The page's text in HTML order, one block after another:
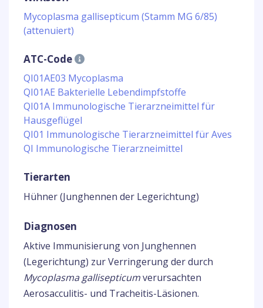
Mycoplasma gallisepticum (Stamm MG 6/85)
(attenuiert)
ATC-Code
QI01AE03 Mycoplasma
QI01AE Bakterielle Lebendimpfstoffe
QI01A Immunologische Tierarzneimittel für
Hausgeflügel
QI01 Immunologische Tierarzneimittel für Aves
QI Immunologische Tierarzneimittel
Tierarten
Hühner (Junghennen der Legerichtung)
Diagnosen
Aktive Immunisierung von Junghennen
(Legerichtung) zur Verringerung der durch
Mycoplasma gallisepticumverursachten
Aerosacculitis- und Tracheitis-Läsionen.